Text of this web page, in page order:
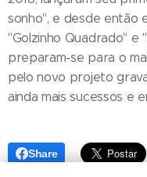
sonho", e desde então
"Golzinho Quadrado" e
preparam-se para o
pelo novo projeto
ainda mais sucessos e
Share